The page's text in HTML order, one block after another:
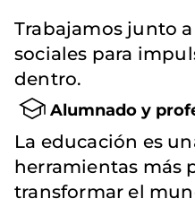
Trabajamos junto
sociales para
dentro.
Alumnado y
La educación es
herramientas más
transformar el